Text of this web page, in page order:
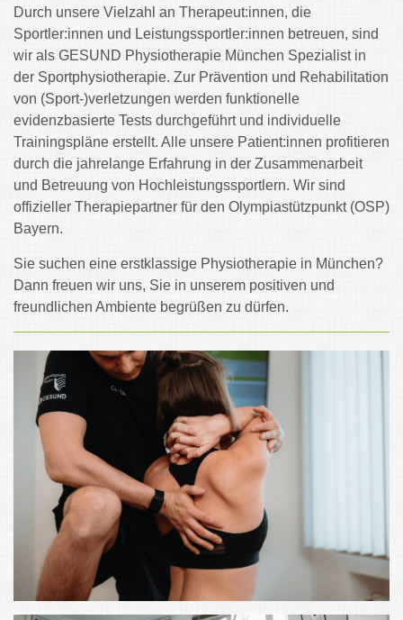
Durch unsere Vielzahl an Therapeut:innen, die
Sportler:innen und Leistungssportler:innen betreuen, sind
wir als GESUND Physiotherapie München Spezialist in
der Sportphysiotherapie. Zur Prävention und Rehabilitation
von (Sport-)verletzungen werden funktionelle
evidenzbasierte Tests durchgeführt und individuelle
Trainingspläne erstellt. Alle unsere Patient:innen profitieren
durch die jahrelange Erfahrung in der Zusammenarbeit
und Betreuung von Hochleistungssportlern. Wir sind
offizieller Therapiepartner für den Olympiastützpunkt (OSP)
Bayern.
Sie suchen eine erstklassige Physiotherapie in München?
Dann freuen wir uns, Sie in unserem positiven und
freundlichen Ambiente begrüßen zu dürfen.